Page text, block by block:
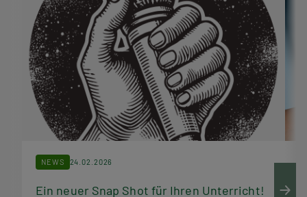
NEWS 24.02.2026
Ein neuer Snap Shot für Ihren Unterricht!